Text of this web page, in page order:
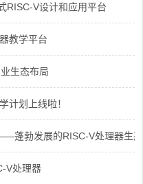
RISC-V设计和应用平台
教学平台
生态布局
计划上线啦！
蓬勃发展的RISC-V处理器生态
V处理器